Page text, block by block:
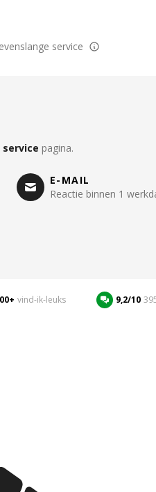
service
service pagina.
E-MAIL
Reactie binnen 1
vind-ik-leuks 9,2/10